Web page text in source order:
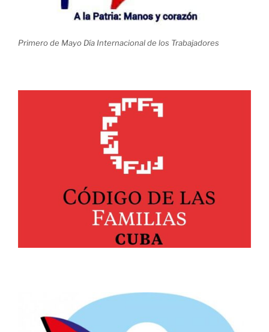
Primero de Mayo Día Internacional de los Trabajadores